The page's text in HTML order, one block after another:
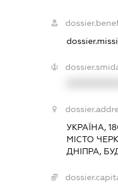
УКРАЇНА,
МІСТО
ДНІПРА,